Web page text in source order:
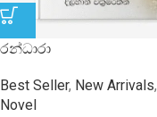
රන්ධාරා
Best Seller, New Arrivals,
Novel